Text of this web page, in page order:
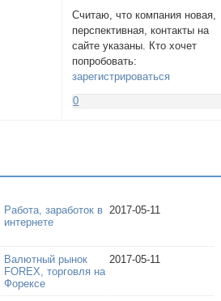
Считаю, что компания новая,
перспективная, контакты на
сайте указаны. Кто хочет
попробовать:
зарегистрироваться
0
Работа, заработок в
интернете
2017-05-11
Валютный рынок
FOREX, торговля на
Форексе
2017-05-11